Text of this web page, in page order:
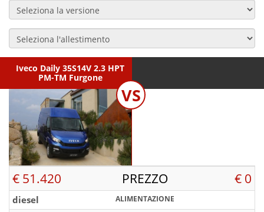
Iveco Daily 35S14V 2.3 HPT
PM-TM Furgone
VS
€ 51.420 PREZZO € 0
diesel
ALIMENTAZIONE